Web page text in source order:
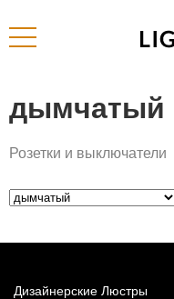
дымчатый
Розетки и выключатели
Дизайнерские Люстры